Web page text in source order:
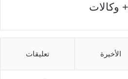
وكالات
الأخيرة تعليقات